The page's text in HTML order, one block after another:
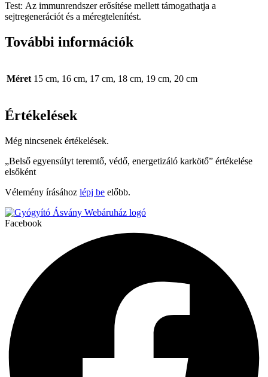
Test: Az immunrendszer erősítése mellett támogathatja a
sejtregenerációt és a méregtelenítést.
További információk
Méret 15 cm, 16 cm, 17 cm, 18 cm, 19 cm, 20 cm
Értékelések
Még nincsenek értékelések.
„Belső egyensúlyt teremtő, védő, energetizáló karkötő” értékelése
elsőként
Vélemény írásához lépj be előbb.
Facebook